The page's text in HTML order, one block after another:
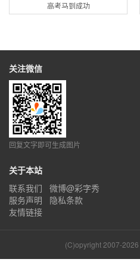
高考马到成功
关注微信
回复文字即可生成图片
关于本站
联系我们
微博@彩字秀
服务声明
隐私条款
友情链接
(C)opyright 2007-2026